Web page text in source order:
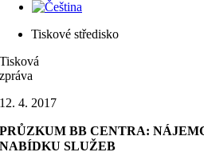
Tiskové středisko
Tisková
zpráva
12. 4. 2017
PRŮZKUM BB CENTRA:
NABÍDKU SLUŽEB